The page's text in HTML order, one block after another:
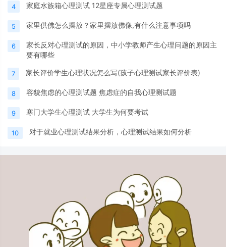
4 家庭水族箱心理测试 12星座专属心理测试题
5 家里供佛怎么摆放？家里摆放佛像,有什么注意事项吗
6
家长反对心理测试的原因，中小学教师产生心理问题的原因主
要有哪些
7 家长评价学生心理状况怎么写(孩子心理测试家长评价表)
8 容貌焦虑的心理测试题 焦虑症的自我心理测试题
9 寒门大学生心理测试 大学生为何要考试
10 对于就业心理测试结果分析，心理测试结果如何分析